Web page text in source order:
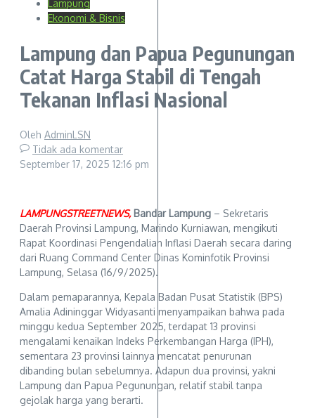
Lampung
Ekonomi & Bisnis
Lampung dan Papua Pegunungan
Catat Harga Stabil di Tengah
Tekanan Inflasi Nasional
Oleh AdminLSN
Tidak ada komentar
September 17, 2025 12:16 pm
LAMPUNGSTREETNEWS, Bandar Lampung – Sekretaris
Daerah Provinsi Lampung, Marindo Kurniawan, mengikuti
Rapat Koordinasi Pengendalian Inflasi Daerah secara daring
dari Ruang Command Center Dinas Kominfotik Provinsi
Lampung, Selasa (16/9/2025).
Dalam pemaparannya, Kepala Badan Pusat Statistik (BPS)
Amalia Adininggar Widyasanti menyampaikan bahwa pada
minggu kedua September 2025, terdapat 13 provinsi
mengalami kenaikan Indeks Perkembangan Harga (IPH),
sementara 23 provinsi lainnya mencatat penurunan
dibanding bulan sebelumnya. Adapun dua provinsi, yakni
Lampung dan Papua Pegunungan, relatif stabil tanpa
gejolak harga yang berarti.